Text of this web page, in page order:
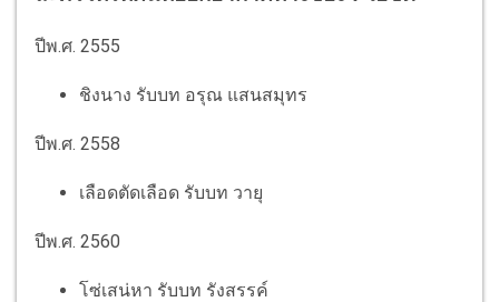
ปีพ.ศ. 2555
ชิงนาง รับบท อรุณ แสนสมุทร
ปีพ.ศ. 2558
เลือดตัดเลือด รับบท วายุ
ปีพ.ศ. 2560
โซ่เสน่หา รับบท รังสรรค์